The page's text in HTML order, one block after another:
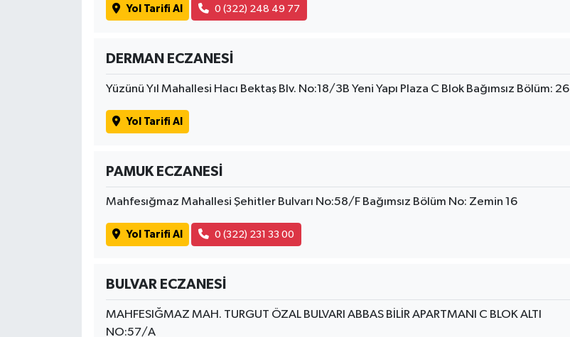
Yol Tarifi Al 0 (322) 248 49 77
DERMAN ECZANESİ
Yüzünü Yıl Mahallesi Hacı Bektaş Blv. No:18/3B Yeni Yapı Plaza C Blok Bağımsız Bölüm: 26
Yol Tarifi Al
PAMUK ECZANESİ
Mahfesığmaz Mahallesi Şehitler Bulvarı No:58/F Bağımsız Bölüm No: Zemin 16
Yol Tarifi Al 0 (322) 231 33 00
BULVAR ECZANESİ
MAHFESIĞMAZ MAH. TURGUT ÖZAL BULVARI ABBAS BİLİR APARTMANI C BLOK ALTI
NO:57/A